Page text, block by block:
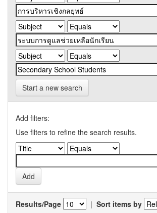
Start a new search
Add filters:
Use filters to refine the search results.
Results/Page | Sort items by